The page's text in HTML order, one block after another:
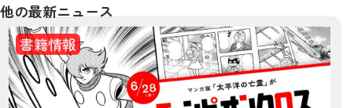
他の最新ニュース
書籍情報